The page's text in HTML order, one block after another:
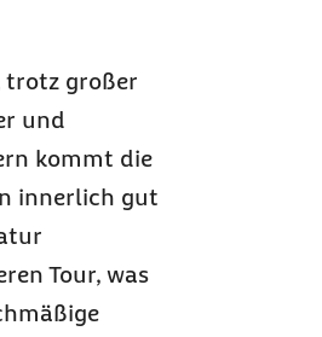
trotz großer
und
kommt die
innerlich gut
Tour, was